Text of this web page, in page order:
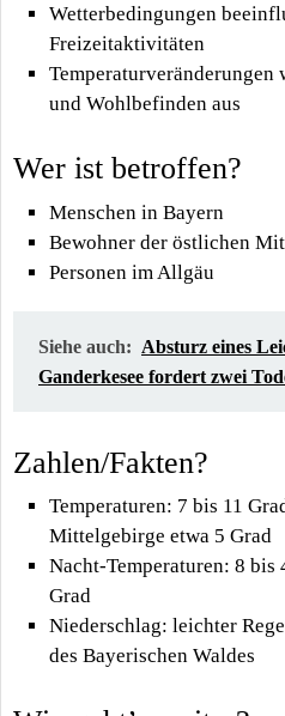
Wetterbedingungen
Freizeitaktivitäten
und Wohlbefinden aus
Wer ist betroffen?
Menschen in Bayern
Bewohner der östlichen
Personen im Allgäu
Siehe auch: Absturz eines
Ganderkesee fordert zwei
Zahlen/Fakten?
Temperaturen: 7 bis 11
Mittelgebirge etwa 5 Grad
Nacht-Temperaturen: 8 bis
Grad
Niederschlag: leichter
des Bayerischen Waldes